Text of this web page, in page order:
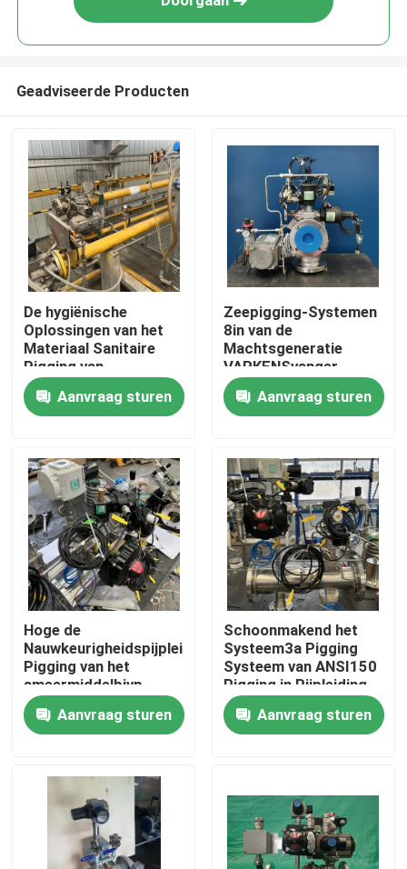
Huis
Producten
Videos
Ongeveer ons
Fabrieksreis
Kwaliteitscontrole
Contacteer ons
Gevallen
Verzoek om een Citaat
Geadviseerde Producten
De hygiënische
Oplossingen van het
Materiaal Sanitaire
Pigging van
Pijppigging met
Pijpleidingsvarkens
Aanvraag sturen
Zeepigging-Systemen
8in van de
Machtsgeneratie
VARKENSvanger
Aanvraag sturen
Hoge de
Nauwkeurigheidspijpleiding
Pigging van het
smeermiddelbjvp
Pigging
Schoonmakende
Systeem
Aanvraag sturen
Schoonmakend het
Systeem3a Pigging
Systeem van ANSI150
Pigging in Pijpleiding
Aanvraag sturen